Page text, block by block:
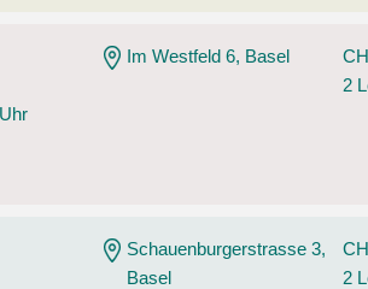
Im Westfeld 6, Basel
2
Schauenburgerstrasse 3,
Basel
2